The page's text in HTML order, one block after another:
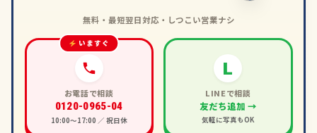
無料・最短翌日対応・しつこい営業ナシ
いますぐ
お電話で相談
0120-0965-04
10:00〜17:00 ／ 祝日休
L
LINEで相談
友だち追加 →
気軽に写真もOK